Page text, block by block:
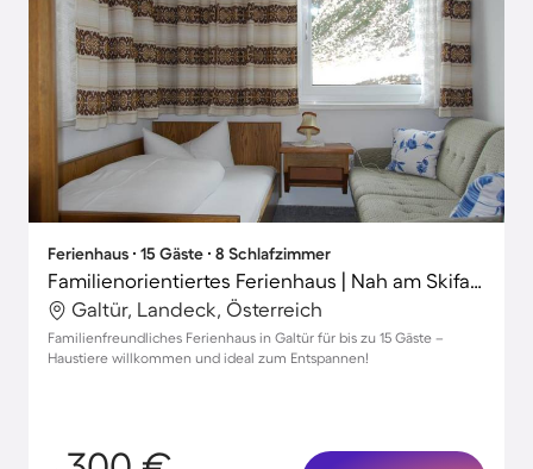
Ferienhaus ∙ 15 Gäste ∙ 8 Schlafzimmer
Familienorientiertes Ferienhaus | Nah am Skifahren | Haustiere erlaubt
Galtür, Landeck, Österreich
Familienfreundliches Ferienhaus in Galtür für bis zu 15 Gäste –
Haustiere willkommen und ideal zum Entspannen!